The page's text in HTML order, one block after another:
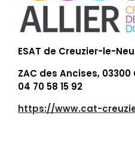
ESAT de Creuzier-le-
ZAC des Ancises,
04 70 58 15 92
https://www.cat-